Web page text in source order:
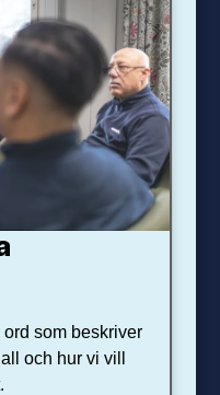
som beskriver
och hur vi vill